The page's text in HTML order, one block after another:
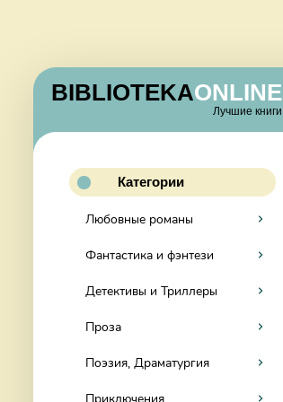
BIBLIOTEKAONLINE
Лучшие книги
Категории
Любовные романы
Фантастика и фэнтези
Детективы и Триллеры
Проза
Поэзия, Драматургия